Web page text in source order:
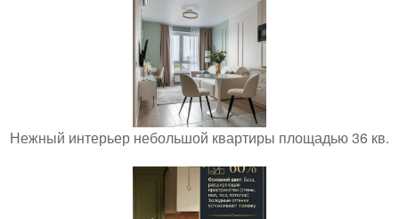
Нежный интерьер небольшой квартиры площадью 36 кв.